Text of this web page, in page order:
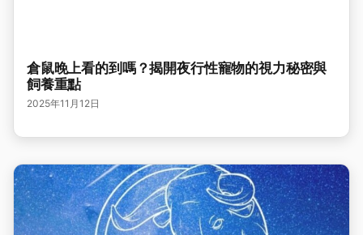
倉鼠晚上看的到嗎？揭開夜行性寵物的視力秘密與
飼養重點
2025年11月12日